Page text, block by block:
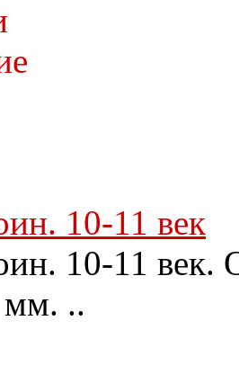
10-11 век
10-11 век.
мм. ..